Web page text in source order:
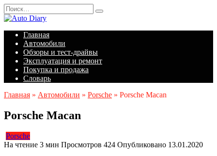
Перейти
к
содержанию
Search
for:
Главная
Автомобили
Обзоры и тест-драйвы
Эксплуатация и ремонт
Покупка и продажа
Словарь
Главная » Автомобили » Porsche » Porsche Macan
Porsche Macan
Porsche
На чтение 3 мин Просмотров 424 Опубликовано 13.01.2020